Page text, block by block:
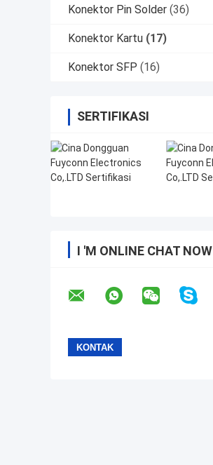
Konektor Pin Solder (36)
Konektor Kartu (17)
Konektor SFP (16)
SERTIFIKASI
I 'M ONLINE CHAT NOW